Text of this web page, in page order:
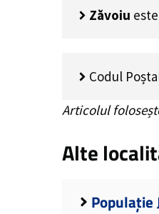
Zăvoiu
Codul
Articolul
Alte
Populație